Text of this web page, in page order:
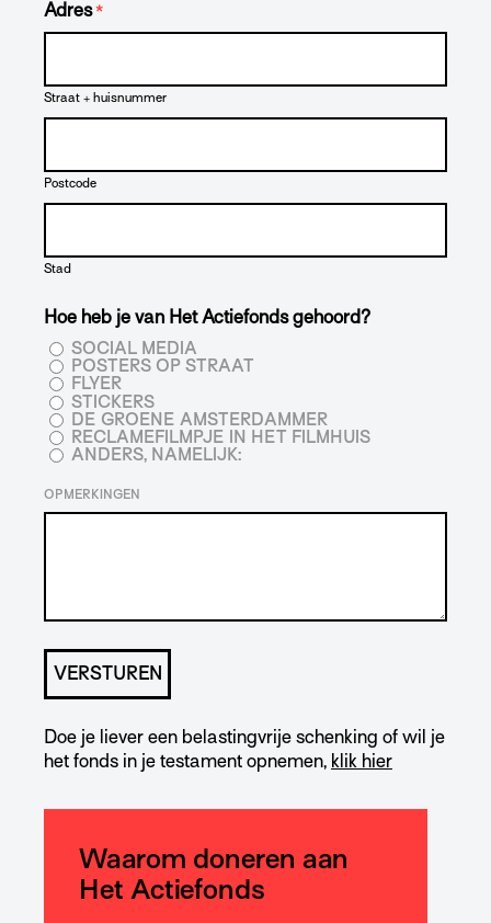
Adres *
Straat + huisnummer
Postcode
Stad
Hoe heb je van Het Actiefonds gehoord?
SOCIAL MEDIA
POSTERS OP STRAAT
FLYER
STICKERS
DE GROENE AMSTERDAMMER
RECLAMEFILMPJE IN HET FILMHUIS
ANDERS, NAMELIJK:
OPMERKINGEN
Doe je liever een belastingvrije schenking of wil je
het fonds in je testament opnemen, klik hier
Waarom doneren aan
Het Actiefonds